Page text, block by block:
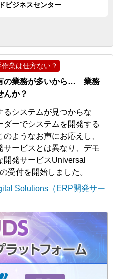
ビジネスセンター
業は仕方ない？
の業務が多いから… 業務
んか？
るシステムが見つからな
ーでシステムを開発する
ようなお声にお応えし、
ービスとは異なり、デモ
発サービスUniversal
受付を開始しました。
Solutions（ERP開発サー